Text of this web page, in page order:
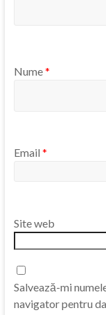
Nume*
Email *
Site web
Salvează-mi
navigator pentru